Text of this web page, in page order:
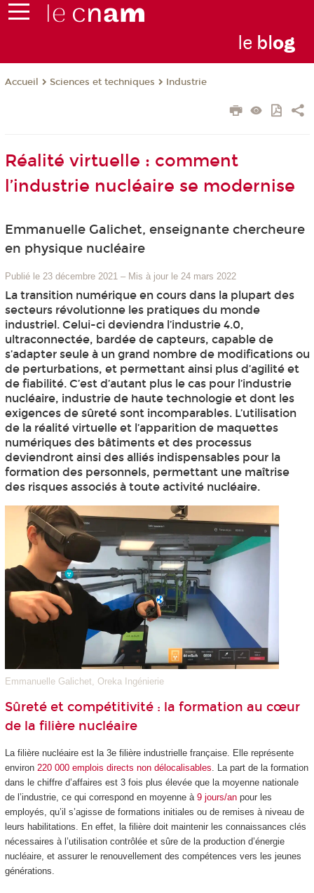
le blog
Accueil Sciences et techniques Industrie
Réalité virtuelle : comment
l’industrie nucléaire se modernise
Emmanuelle Galichet, enseignante chercheure
en physique nucléaire
Publié le 23 décembre 2021 – Mis à jour le 24 mars 2022
La transition numérique en cours dans la plupart des
secteurs révolutionne les pratiques du monde
industriel. Celui-ci deviendra l’industrie 4.0,
ultraconnectée, bardée de capteurs, capable de
s’adapter seule à un grand nombre de modifications ou
de perturbations, et permettant ainsi plus d’agilité et
de fiabilité. C’est d’autant plus le cas pour l’industrie
nucléaire, industrie de haute technologie et dont les
exigences de sûreté sont incomparables. L’utilisation
de la réalité virtuelle et l’apparition de maquettes
numériques des bâtiments et des processus
deviendront ainsi des alliés indispensables pour la
formation des personnels, permettant une maîtrise
des risques associés à toute activité nucléaire.
Emmanuelle Galichet, Oreka Ingénierie
Sûreté et compétitivité : la formation au cœur
de la filière nucléaire
La filière nucléaire est la 3efilière industrielle française. Elle représente
environ 220 000 emplois directs non délocalisables. La part de la formation
dans le chiffre d’affaires est 3 fois plus élevée que la moyenne nationale
de l’industrie, ce qui correspond en moyenne à 9 jours/anpour les
employés, qu’il s’agisse de formations initiales ou de remises à niveau de
leurs habilitations. En effet, la filière doit maintenir les connaissances clés
nécessaires à l’utilisation contrôlée et sûre de la production d’énergie
nucléaire, et assurer le renouvellement des compétences vers les jeunes
générations.